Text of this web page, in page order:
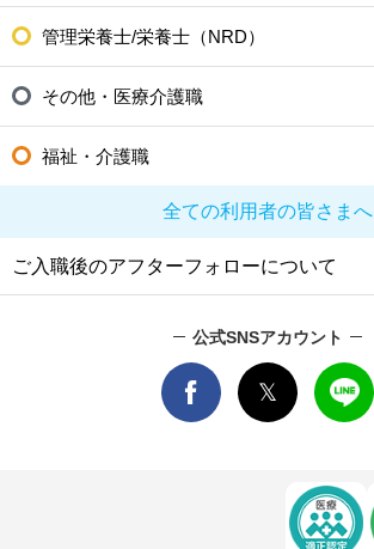
管理栄養士/栄養士（NRD）
その他・医療介護職
福祉・介護職
全ての利用者の皆さまへ
ご入職後のアフターフォローについて
公式SNSアカウント